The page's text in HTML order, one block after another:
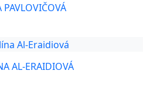
PAVLOVIČOVÁ
AL-ERAIDIOVÁ